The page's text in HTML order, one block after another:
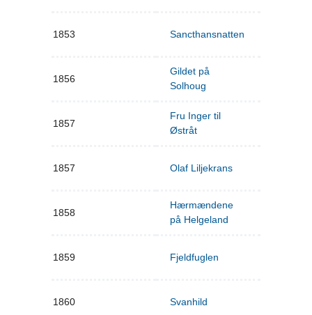
1853 Sancthansnatten
1856
Gildet på
Solhoug
1857
Fru Inger til
Østråt
1857 Olaf Liljekrans
1858
Hærmændene
på Helgeland
1859 Fjeldfuglen
1860 Svanhild